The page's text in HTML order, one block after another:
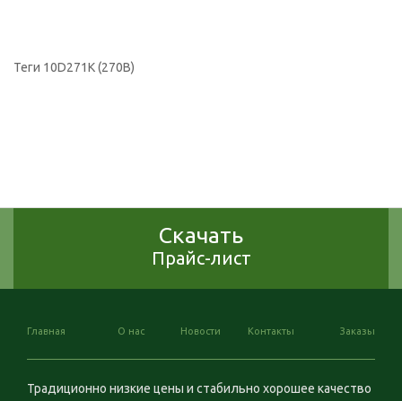
Теги 10D271K (270B)
Скачать
Прайс-лист
Главная О нас Новости Контакты Заказы
Традиционно низкие цены и стабильно хорошее качество